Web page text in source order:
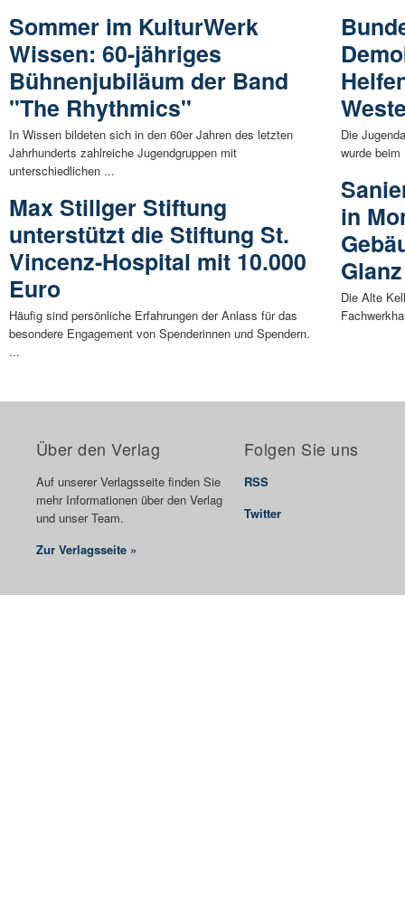
Sommer im KulturWerk
Wissen: 60-jähriges
Bühnenjubiläum der Band
"The Rhythmics"
In Wissen bildeten sich in den 60er Jahren des letzten
Jahrhunderts zahlreiche Jugendgruppen mit
unterschiedlichen ...
Max Stillger Stiftung
unterstützt die Stiftung St.
Vincenz-Hospital mit 10.000
Euro
Häufig sind persönliche Erfahrungen der Anlass für das
besondere Engagement von Spenderinnen und Spendern.
...
Die
wurde
in
Glanz
Die Alte
Über den Verlag
Auf unserer Verlagsseite finden Sie
mehr Informationen über den Verlag
und unser Team.
Zur Verlagsseite »
Folgen Sie uns
RSS
Twitter